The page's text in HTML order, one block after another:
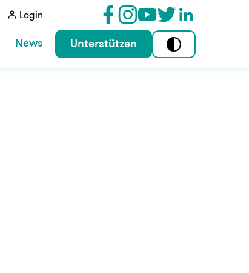
Login
News Unterstützen